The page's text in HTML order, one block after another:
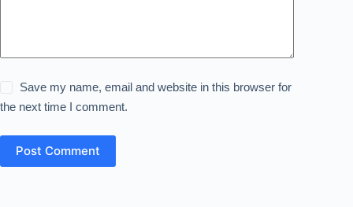
Save my name, email and website in this browser for
the next time I comment.
Post Comment